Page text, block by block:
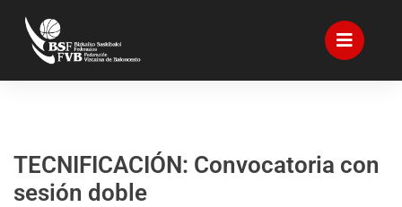
TECNIFICACIÓN: Convocatoria con
sesión doble